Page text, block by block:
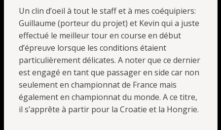
Un clin d’oeil à tout le staff et à mes coéquipiers:
Guillaume (porteur du projet) et Kevin qui a juste
effectué le meilleur tour en course en début
d’épreuve lorsque les conditions étaient
particulièrement délicates. A noter que ce dernier
est engagé en tant que passager en side car non
seulement en championnat de France mais
également en championnat du monde. A ce titre,
il s’apprête à partir pour la Croatie et la Hongrie.